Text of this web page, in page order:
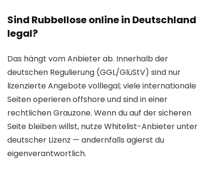
Sind Rubbellose online in Deutschland
legal?
Das hängt vom Anbieter ab. Innerhalb der
deutschen Regulierung (GGL/GlüStV) sind nur
lizenzierte Angebote volllegal; viele internationale
Seiten operieren offshore und sind in einer
rechtlichen Grauzone. Wenn du auf der sicheren
Seite bleiben willst, nutze Whitelist-Anbieter unter
deutscher Lizenz — andernfalls agierst du
eigenverantwortlich.